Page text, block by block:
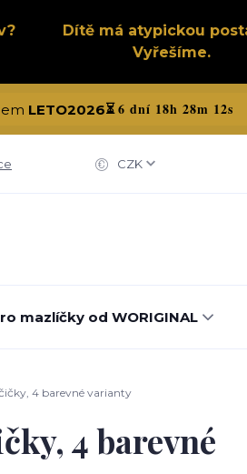
Dítě má atypickou
Vyřešíme.
LETO2026⏳6 dní 18h 28m 11s
CZK
mazlíčky od WORIGINAL
4 barevné varianty
4 barevné